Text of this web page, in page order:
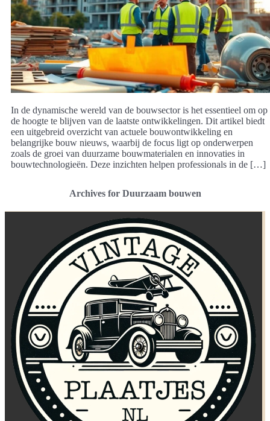
In de dynamische wereld van de bouwsector is het essentieel om op
de hoogte te blijven van de laatste ontwikkelingen. Dit artikel biedt
een uitgebreid overzicht van actuele bouwontwikkeling en
belangrijke bouw nieuws, waarbij de focus ligt op onderwerpen
zoals de groei van duurzame bouwmaterialen en innovaties in
bouwtechnologieën. Deze inzichten helpen professionals in de […]
Archives for Duurzaam bouwen